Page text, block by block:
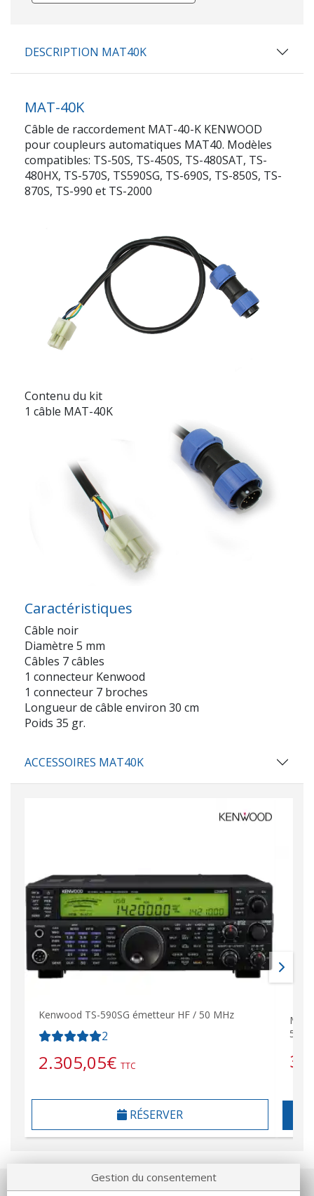
DESCRIPTION MAT40K
MAT-40K
Câble de raccordement MAT-40-K KENWOOD
pour coupleurs automatiques MAT40. Modèles
compatibles: TS-50S, TS-450S, TS-480SAT, TS-
480HX, TS-570S, TS590SG, TS-690S, TS-850S, TS-
870S, TS-990 et TS-2000
Contenu du kit
1 câble MAT-40K
Caractéristiques
Câble noir
Diamètre 5 mm
Câbles 7 câbles
1 connecteur Kenwood
1 connecteur 7 broches
Longueur de câble environ 30 cm
Poids 35 gr.
ACCESSOIRES MAT40K
Kenwood TS-590SG émetteur HF / 50 MHz
2
2.305,05€ TTC
RÉSERVER
54
Gestion du consentement